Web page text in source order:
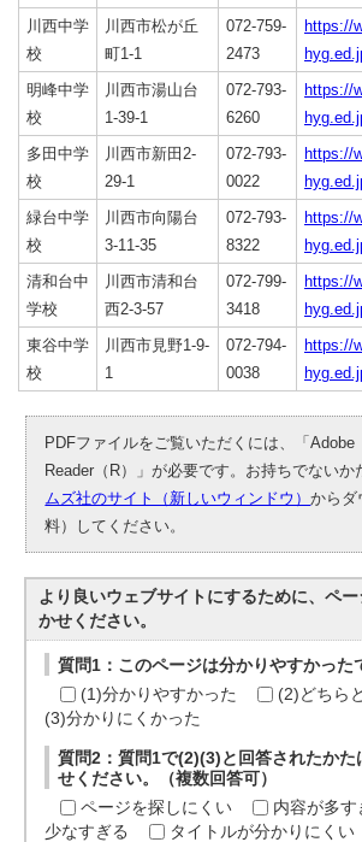
川西中学
校
川西市松が丘
町1-1
072-759-
2473
https://
明峰中学
校
川西市湯山台
1-39-1
072-793-
6260
https://
多田中学
校
川西市新田2-
29-1
072-793-
0022
https://
緑台中学
校
川西市向陽台
3-11-35
072-793-
8322
https://
清和台中
学校
川西市清和台
西2-3-57
072-799-
3418
https://
東谷中学
校
川西市見野1-9-
1
072-794-
0038
https://
PDFファイルをご覧いただくには、「Adobe
Reader（R）」が必要です。お持ちでないか
ムズ社のサイト（新しいウィンドウ）からダ
料）してください。
より良いウェブサイトにするために、ペ
かせください。
質問1：このページは分かりやすかった
(1)分かりやすかった
(2)どちら
(3)分かりにくかった
質問2：質問1で(2)(3)と回答されたかた
せください。（複数回答可）
ページを探しにくい
内容が多す
少なすぎる
タイトルが分かりにくい